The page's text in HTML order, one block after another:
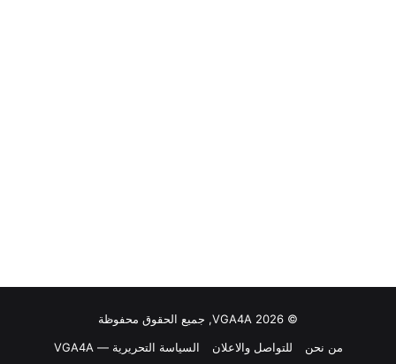
© VGA4A 2026, جميع الحقوق محفوظة
من نحن
للتواصل والاعلان
السياسة التحريرية — VGA4A